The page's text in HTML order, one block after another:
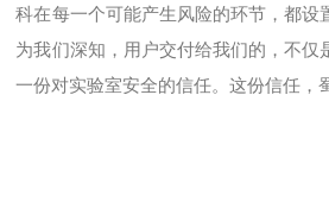
科在每一个可能产生风险的环节，都设
为我们深知，用户交付给我们的，不仅
一份对实验室安全的信任。这份信任，